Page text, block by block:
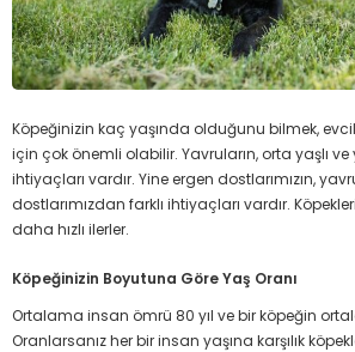
Köpeğinizin kaç yaşında olduğunu bilmek, evcil
için çok önemli olabilir. Yavruların, orta yaşlı ve
ihtiyaçları vardır. Yine ergen dostlarımızın,
dostlarımızdan farklı ihtiyaçları vardır.
daha hızlı ilerler.
Köpeğinizin Boyutuna Göre Yaş Oranı
Ortalama insan ömrü 80 yıl ve bir köpeğin
Oranlarsanız her bir insan yaşına karşılık